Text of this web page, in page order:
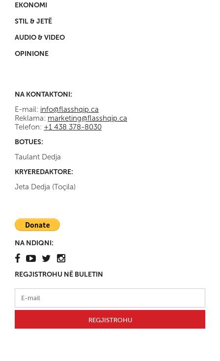
EKONOMI
STIL & JETË
AUDIO & VIDEO
OPINIONE
NA KONTAKTONI:
E-mail: info@flasshqip.ca
Reklama: marketing@flasshqip.ca
Telefon: +1 438 378-8030
BOTUES:
Taulant Dedja
KRYEREDAKTORE:
Jeta Dedja (Toçila)
NA NDIQNI:
REGJISTROHU NË BULETIN